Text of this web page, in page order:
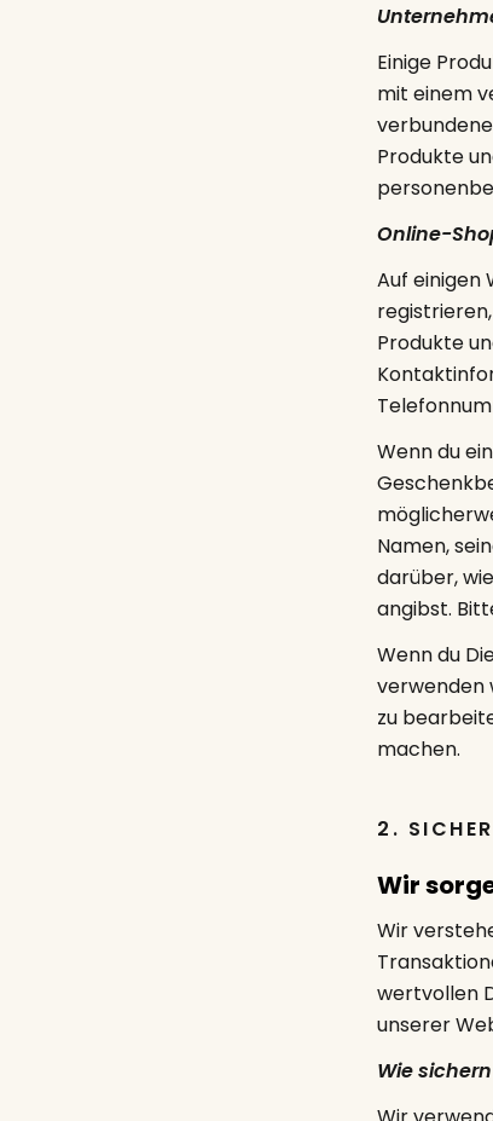
Einige
mit einem
Produkte
Online-
Auf einigen
Produkte
Wenn du
Namen,
darüber,
angibst.
Wenn du
verwenden
zu
machen.
2.
Wir
Wir
wertvollen
unserer
Wie